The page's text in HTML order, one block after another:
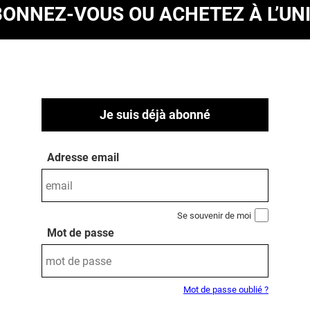
VOUS OU ACHETEZ À
Je suis déjà abonné
Adresse email
Se souvenir de moi
Mot de passe
Mot de passe oublié ?